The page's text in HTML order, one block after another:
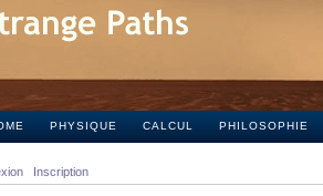
PHYSIQUE CALCUL PHILOSOPHIE
Inscription